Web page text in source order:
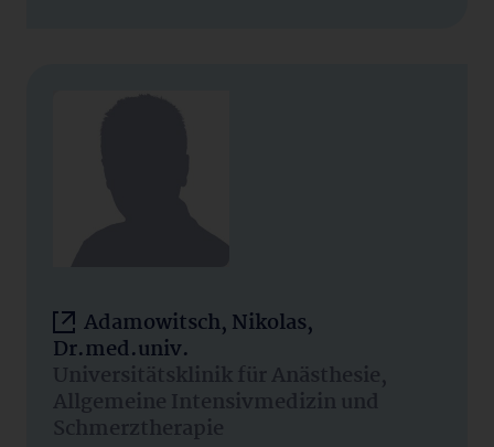
Adamowitsch, Nikolas,
Dr.med.univ.
Universitätsklinik für Anästhesie,
Allgemeine Intensivmedizin und
Schmerztherapie